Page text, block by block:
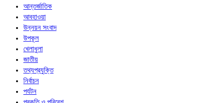
আন্তর্জাতিক
আবহাওয়া
উন্নয়ন সংবাদ
উপকূল
খেলাধুলা
জাতীয়
তথ্যপ্রযুক্তি
নির্বাচন
পর্যটন